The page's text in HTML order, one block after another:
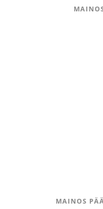
MAINOS